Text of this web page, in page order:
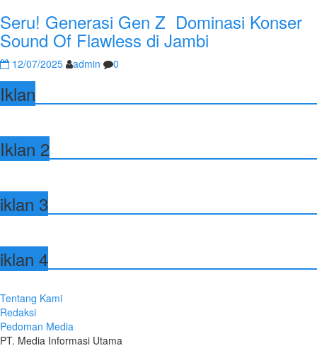
Seru! Generasi Gen Z Dominasi Konser
Sound Of Flawless di Jambi
12/07/2025 admin 0
Iklan
Iklan 2
iklan 3
iklan 4
Tentang Kami
Redaksi
Pedoman Media
PT. Media Informasi Utama